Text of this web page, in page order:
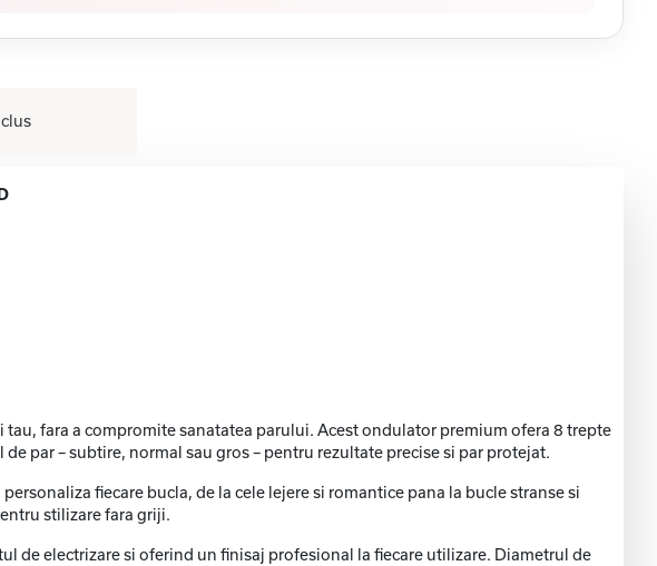
fara a compromite sanatatea parului. Acest ondulator premium ofera 8 trepte
par – subtire, normal sau gros – pentru rezultate precise si par protejat.
fiecare bucla, de la cele lejere si romantice pana la bucle stranse si
stilizare fara griji.
de electrizare si oferind un finisaj profesional la fiecare utilizare. Diametrul de